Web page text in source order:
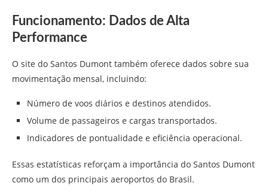
Funcionamento: Dados de Alta
Performance
O site do Santos Dumont também oferece dados sobre sua
movimentação mensal, incluindo:
Número de voos diários e destinos atendidos.
Volume de passageiros e cargas transportados.
Indicadores de pontualidade e eficiência operacional.
Essas estatísticas reforçam a importância do Santos Dumont
como um dos principais aeroportos do Brasil.